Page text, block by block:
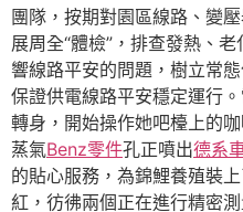
團隊，按期對園區線路、變
展周全“體檢”，排查發熱、
響線路平安的問題，樹立常
保證供電線路平安穩定運行
轉身，開始操作她吧檯上的
蒸氣Benz零件孔正噴出德系
的貼心服務，為錦鯉養殖裝
紅，彷彿兩個正在進行精密